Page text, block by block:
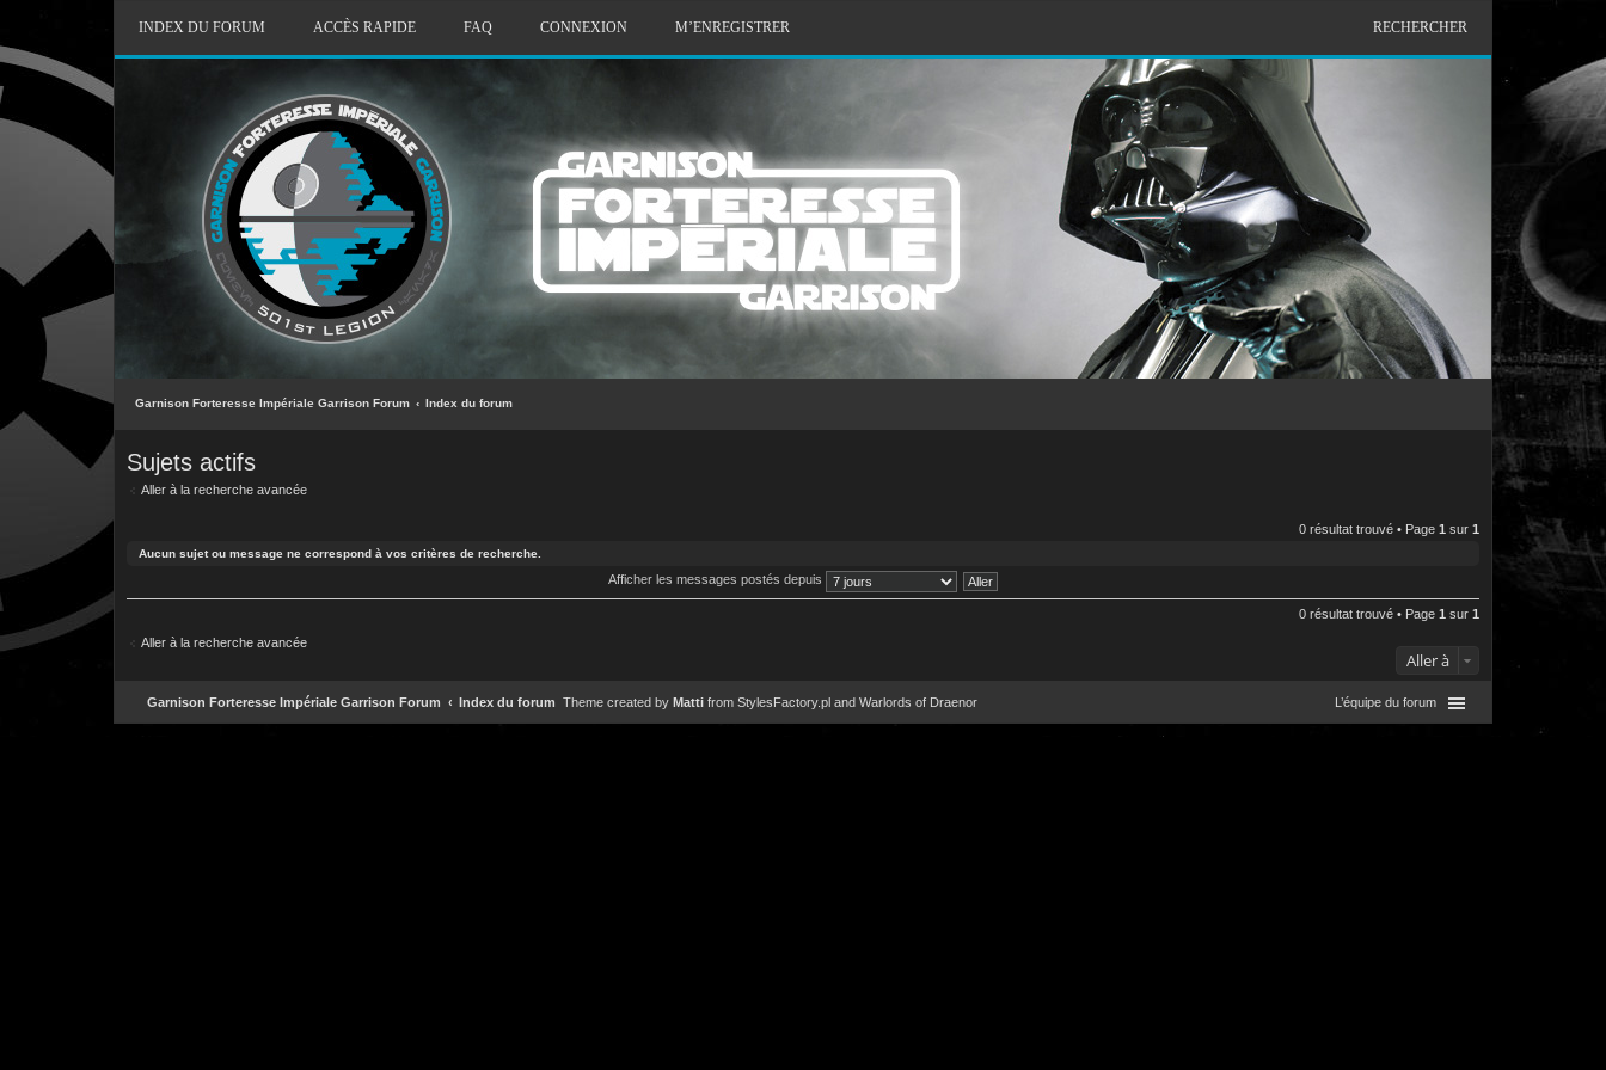
INDEX DU FORUM ACCÈS RAPIDE FAQ CONNEXION M’ENREGISTRER RECHERCHER
Garnison Forteresse Impériale Garrison Forum Index du forum
Sujets actifs
Aller à la recherche avancée
0 résultat trouvé • Page 1 sur 1
Aucun sujet ou message ne correspond à vos critères de recherche.
Afficher les messages postés depuis
0 résultat trouvé • Page 1 sur 1
Aller à la recherche avancée
Aller à
Garnison Forteresse Impériale Garrison Forum Index du forum Theme created by Matti from StylesFactory.pl and Warlords of Draenor L’équipe du forum